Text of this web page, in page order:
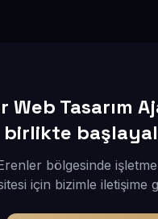
Web Tasarım
birlikte
bölgesinde
için bizimle iletişime